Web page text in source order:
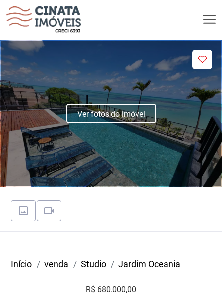
Ver fotos do imóvel
Início venda Studio Jardim Oceania
R$ 680.000,00